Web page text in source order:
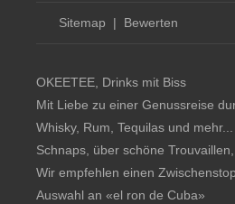
Sitemap | Bewerten
OKEETEE, Drinks mit Biss
Mit Liebe zu einer Genussreise
Whisky, Rum, Tequilas und
Schnaps, über schöne
Wir empfehlen einen
Auswahl an «el ron de Cuba»